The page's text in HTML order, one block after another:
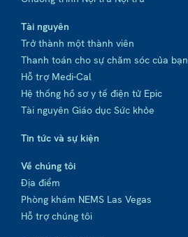
Tài nguyên
Trở thành một thành viên
Thanh toán cho sự chăm sóc của bạn
Hỗ trợ Medi-Cal
Hệ thống hồ sơ y tế điện tử Epic
Tài nguyên Giáo dục Sức khỏe
Tin tức và sự kiện
Về chúng tôi
Địa điểm
Phòng khám NEMS Las Vegas
Hỗ trợ chúng tôi